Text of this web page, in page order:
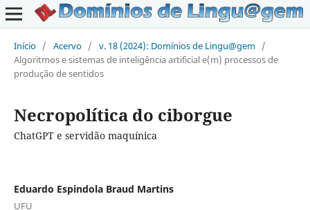
Início / Acervo / v. 18 (2024): Domínios de Lingu@gem /
Algoritmos e sistemas de inteligência artificial e(m) processos de
produção de sentidos
Necropolítica do ciborgue
ChatGPT e servidão maquínica
Eduardo Espindola Braud Martins
UFU